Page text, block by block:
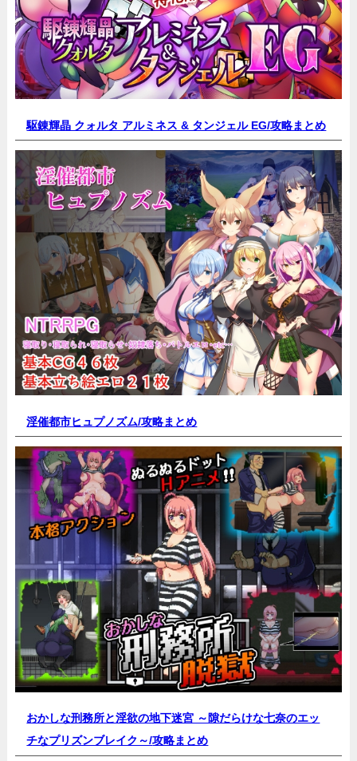
駆錬輝晶 クォルタ アルミネス & タンジェル EG/攻略まとめ
淫催都市ヒュプノズム/攻略まとめ
おかしな刑務所と淫欲の地下迷宮 ～隙だらけな七奈のエッ
チなプリズンブレイク～/攻略まとめ